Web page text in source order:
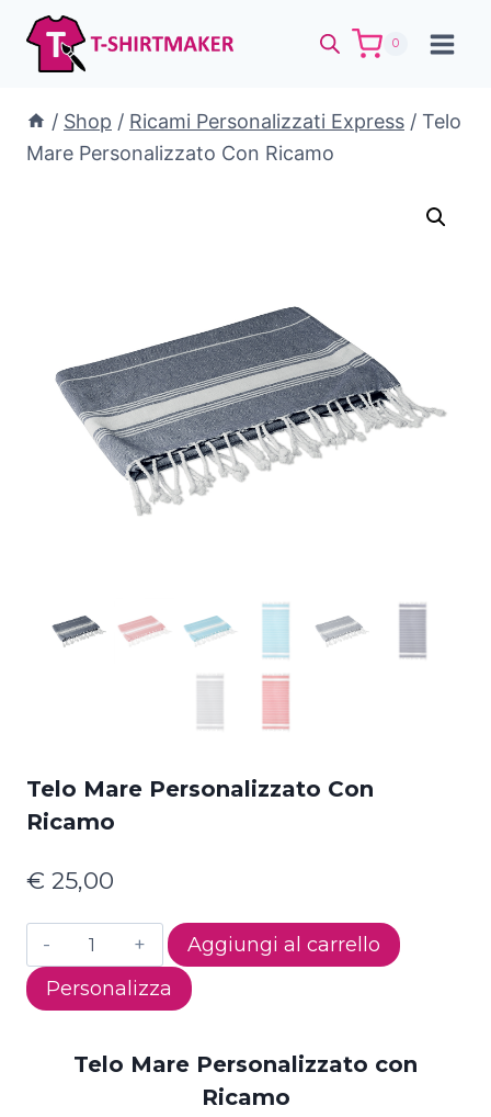
Salta
contenuto
0
/ Shop / Ricami Personalizzati Express / Telo
Mare Personalizzato Con Ricamo
Telo Mare Personalizzato Con
Ricamo
€ 25,00
Telo
Mare
Personalizzato
Ricamo
Aggiungi al carrello
Personalizza
Telo Mare Personalizzato con
Ricamo